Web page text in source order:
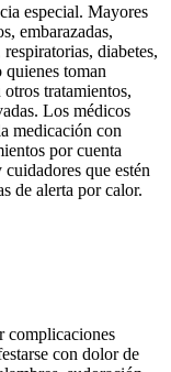
especial. Mayores
embarazadas,
diabetes,
toman
tratamientos,
Los médicos
medicación con
por cuenta
que estén
de alerta por calor.
complicaciones
con dolor de